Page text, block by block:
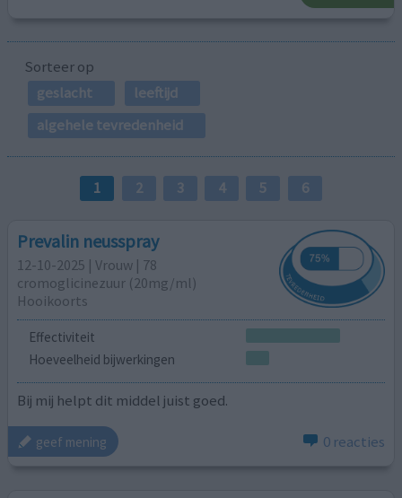
Sorteer op
geslacht
leeftijd
algehele tevredenheid
1 2 3 4 5 6
Prevalin neusspray
12-10-2025 | Vrouw | 78
cromoglicinezuur (20mg/ml)
Hooikoorts
Effectiviteit
Hoeveelheid bijwerkingen
Bij mij helpt dit middel juist goed.
geef mening 0 reacties